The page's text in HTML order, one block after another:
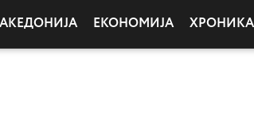
ЕКОНОМИЈА ХРОНИКА